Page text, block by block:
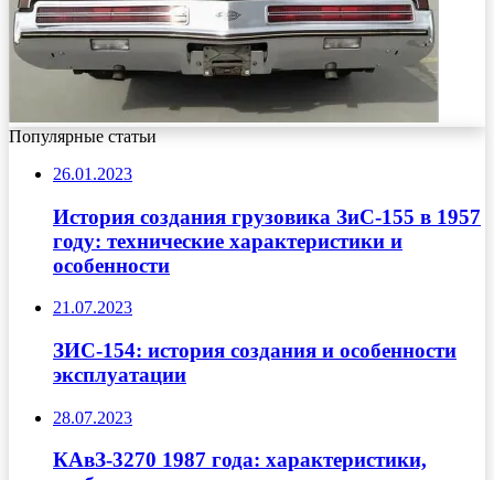
Популярные статьи
26.01.2023
История создания грузовика ЗиС-155 в 1957
году: технические характеристики и
особенности
21.07.2023
ЗИС-154: история создания и особенности
эксплуатации
28.07.2023
КАвЗ-3270 1987 года: характеристики,